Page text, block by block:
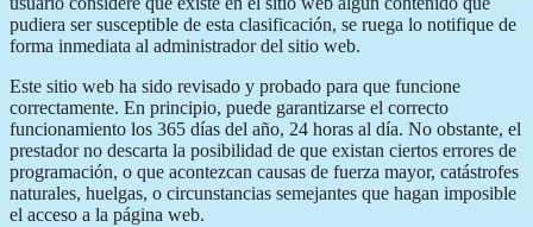
pudiera ser susceptible de esta clasificación, se ruega lo notifique de
forma inmediata al administrador del sitio web.
Este sitio web ha sido revisado y probado para que funcione
correctamente. En principio, puede garantizarse el correcto
funcionamiento los 365 días del año, 24 horas al día. No obstante, el
prestador no descarta la posibilidad de que existan ciertos errores de
programación, o que acontezcan causas de fuerza mayor, catástrofes
naturales, huelgas, o circunstancias semejantes que hagan imposible
el acceso a la página web.